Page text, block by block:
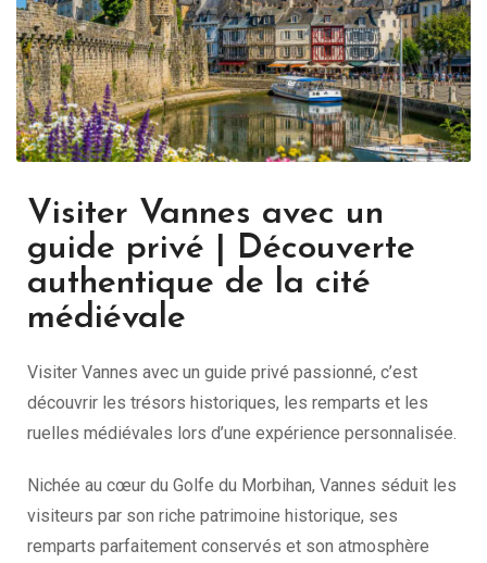
Visiter Vannes avec un
guide privé | Découverte
authentique de la cité
médiévale
Visiter Vannes avec un guide privé passionné, c’est
découvrir les trésors historiques, les remparts et les
ruelles médiévales lors d’une expérience personnalisée.
Nichée au cœur du Golfe du Morbihan, Vannes séduit les
visiteurs par son riche patrimoine historique, ses
remparts parfaitement conservés et son atmosphère